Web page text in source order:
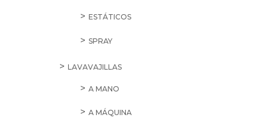
ESTÁTICOS
SPRAY
LAVAVAJILLAS
A MANO
A MÁQUINA